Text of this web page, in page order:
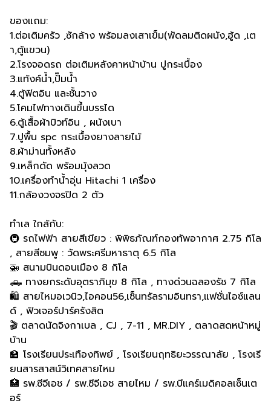
ของแถม:
1.ต่อเติมครัว ,ซักล้าง พร้อมลงเสาเข็ม(พัดลมติดผนัง,ฮู้ด ,เต
า,ตู้แขวน)
2.โรงจอดรถ ต่อเติมหลังคาหน้าบ้าน ปูกระเบื้อง
3.แท้งค์น้ำ,ปั๊มน้ำ
4.ตู้ฟิตอิน และชั้นวาง
5.โคมไฟทางเดินขึ้นบรรได
6.ตู้เสื้อผ้าบิวท์อิน , ผนังเบา
7.ปูพื้น spc กระเบื้องยางลายไม้
8.ผ้าม่านทั้งหลัง
9.เหล็กดัด พร้อมมุ้งลวด
10.เครื่องทำน้ำอุ่น Hitachi 1 เครื่อง
11.กล้องวงจรปิด 2 ตัว
ทำเล ใกล้กับ:
🚇 รถไฟฟ้า สายสีเขียว : พิพิธภัณฑ์กองทัพอากาศ 2.75 กิโล
, สายสีชมพู : วัดพระศรีมหาธาตุ 6.5 กิโล
🚁 สนามบินดอนเมือง 8 กิโล
🛻 ทางยกระดับอุตราภิมุข 8 กิโล , ทางด่วนฉลองรัช 7 กิโล
🛍️ สายไหมอเวนิว,ไอคอน56,เซ็นทรัลรามอินทรา,แฟชั่นไอซ์แลน
ด์ , ฟิวเจอร์ปาร์ครังสิต
🎬 ตลาดนัดจิงกาเบล , CJ , 7-11 , MR.DIY , ตลาดสดหน้าหมู่
บ้าน
🏫 โรงเรียนประเทืองทิพย์ , โรงเรียนฤทธิยะวรรณาลัย , โรงเรี
ยนสารสาสน์วิเทศสายไหม
🏥 รพ.ซีจีเอช / รพ.ซีจีเอช สายไหม / รพ.บีแคร์เมดิคอลเซ็นเต
อร์